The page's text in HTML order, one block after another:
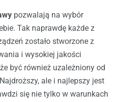
pozwalają na wybór
Tak naprawdę każde z
zostało stworzone z
i wysokiej jakości
być również uzależniony od
ale i najlepszy jest
się nie tylko w warunkach